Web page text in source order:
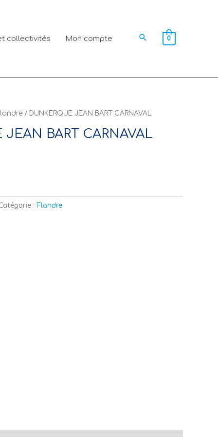
collectivités Mon compte Rechercher
0
/ DUNKERQUE JEAN BART CARNAVAL
BART CARNAVAL
: Flandre